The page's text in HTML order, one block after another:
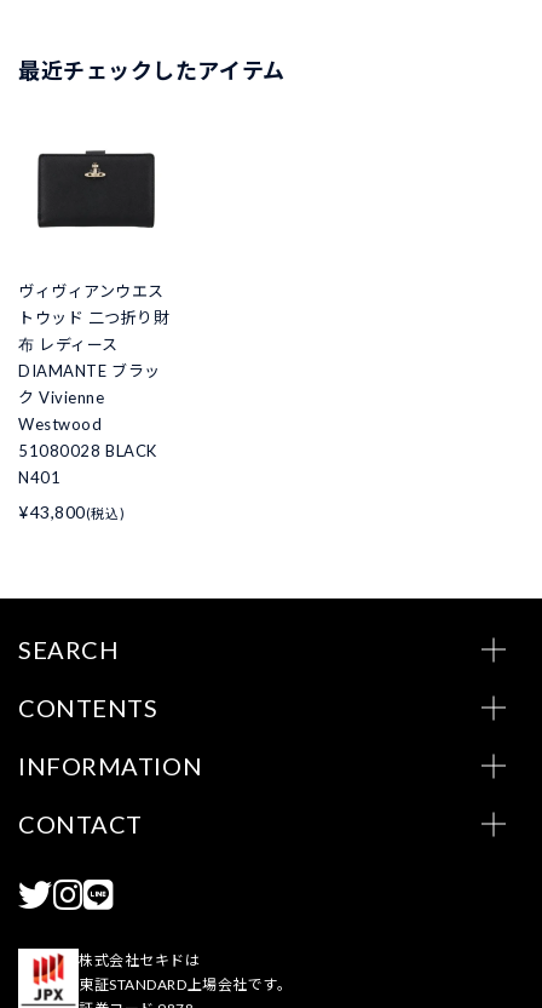
最近チェックしたアイテム
ヴィヴィアンウエス
トウッド 二つ折り財
布 レディース
DIAMANTE ブラッ
ク Vivienne
Westwood
51080028 BLACK
N401
¥43,800(税込)
SEARCH
CONTENTS
INFORMATION
CONTACT
株式会社セキドは
東証STANDARD上場会社です。